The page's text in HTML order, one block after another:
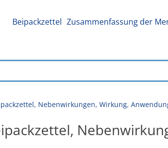
Beipackzettel Zusammenfassung der
Nebenwirkungen, Wirkung,